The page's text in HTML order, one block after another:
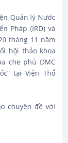
Quản lý Nước
Pháp (IRD) và
tháng 11 năm
hội thảo khoa
che phủ DMC
tại Viện Thổ
chuyên đề với